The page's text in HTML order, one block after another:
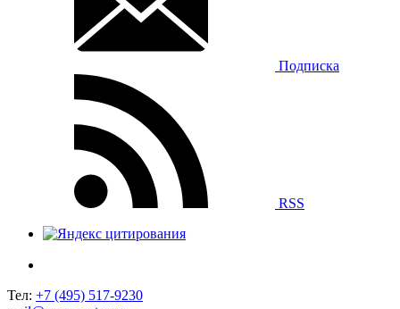
Подписка
RSS
Тел: +7 (495) 517-9230